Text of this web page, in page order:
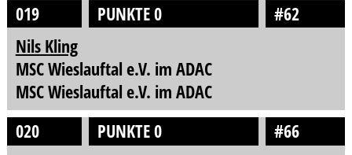
019
PUNKTE 0
#62
Nils Kling
MSC Wieslauftal e.V. im ADAC
MSC Wieslauftal e.V. im ADAC
020
PUNKTE 0
#66